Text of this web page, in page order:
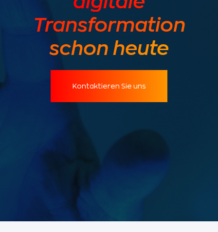
Transformation
schon heute
Kontaktieren Sie uns